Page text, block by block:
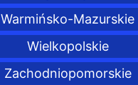
Warmińsko-Mazurskie
Wielkopolskie
Zachodniopomorskie